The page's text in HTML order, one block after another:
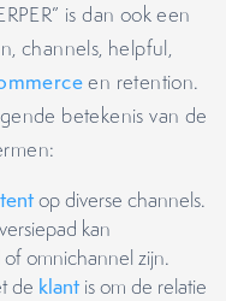
is dan ook een
channels, helpful,
en retention.
betekenis van de
op diverse channels.
kan
omnichannel zijn.
de klant is om de relatie